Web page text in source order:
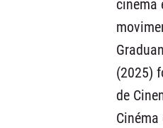
cinema
(2025)
de